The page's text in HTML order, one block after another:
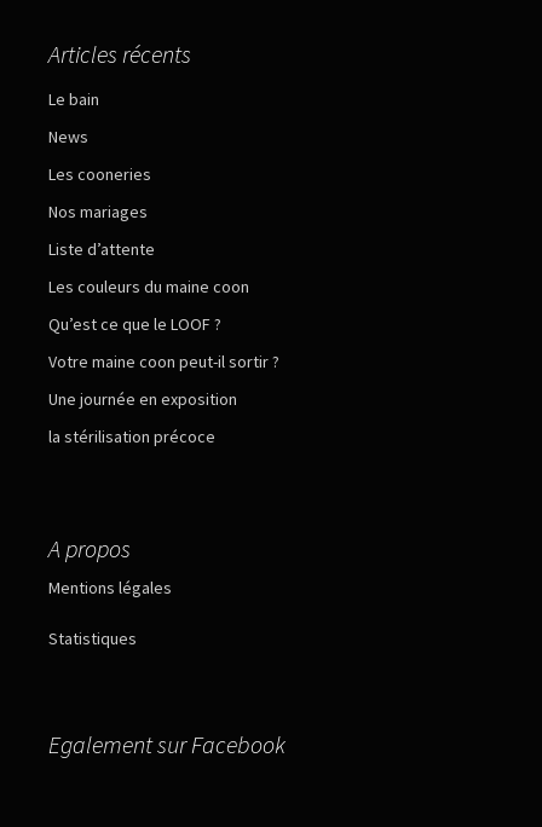
Articles récents
Le bain
News
Les cooneries
Nos mariages
Liste d’attente
Les couleurs du maine coon
Qu’est ce que le LOOF ?
Votre maine coon peut-il sortir ?
Une journée en exposition
la stérilisation précoce
A propos
Mentions légales
Statistiques
Egalement sur Facebook